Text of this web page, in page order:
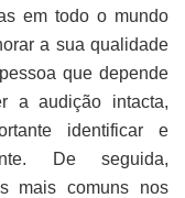
em todo o mundo
a sua qualidade
que depende
a audição intacta,
identificar e
De seguida,
mais comuns nos